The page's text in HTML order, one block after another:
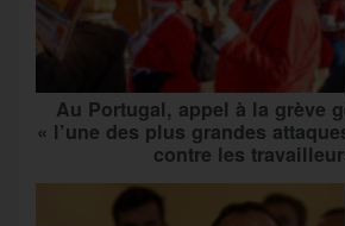
Au Portugal, appel à la grève
« l’une des plus grandes
contre les